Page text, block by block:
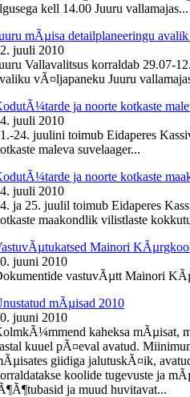
kell 14.00 Juuru vallamajas...
mÃµisa detailplaneeringu
juuli 2010
Vallavalitsus korraldab 29.07-
vÃ¤ljapaneku Juuru
ja noorte kotkaste
juuli 2010
24. juulini toimub Eidaperes
maleva suvelaager...
ja noorte kotkaste
juuli 2010
ja 25. juulil toimub Eidaperes
maakondlik vilistlaste
Mainori
juuni 2010
vastuvÃµtt Mainori
mÃµisad 2010
juuni 2010
kaheksa mÃµisat,
kuuel pÃ¤eval avatud.
giidiga jalutuskÃ¤ik,
koolide tugevuste ja
ja muud huvitavat...